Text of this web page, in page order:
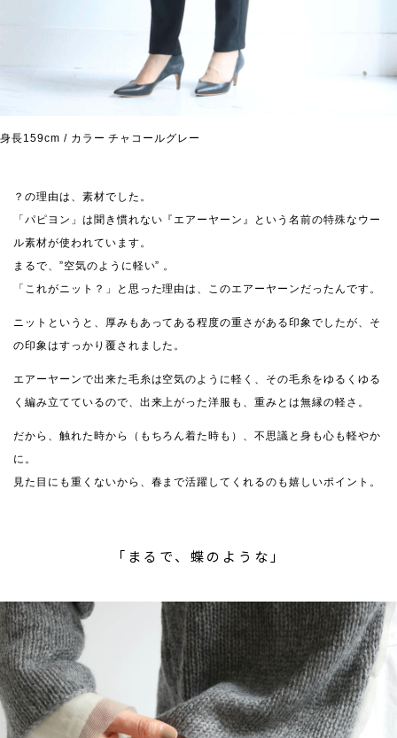
身長159cm / カラー チャコールグレー
？の理由は、素材でした。
「パピヨン」は聞き慣れない『エアーヤーン』という名前の特殊なウー
ル素材が使われています。
まるで、”空気のように軽い” 。
「これがニット？」と思った理由は、このエアーヤーンだったんです。
ニットというと、厚みもあってある程度の重さがある印象でしたが、そ
の印象はすっかり覆されました。
エアーヤーンで出来た毛糸は空気のように軽く、その毛糸をゆるくゆる
く編み立てているので、出来上がった洋服も、重みとは無縁の軽さ。
だから、触れた時から（もちろん着た時も）、不思議と身も心も軽やか
に。
見た目にも重くないから、春まで活躍してくれるのも嬉しいポイント。
「まるで、蝶のような」